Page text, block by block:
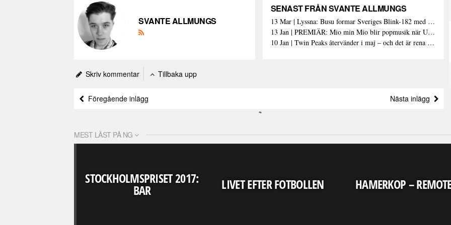
SVANTE ALLMUNGS
SENAST FRÅN SVANTE ALLMUNGS
13 Mar | Lyssna: Busu formar Sveriges Blink-182 med sin nya pop-punk-rap-låt
13 Jan | PREMIÄR: Mio min Mio blir popmusik när Ungdom släpper sin debutvideo
10 Jan | Twin Peaks återvänder i maj – och det är rena heroinet enligt Showtimes boss
Skriv kommentar Tillbaka upp
Föregående inlägg Nästa inlägg
MEST LÄST PÅ NG
STOCKHOLMSPRISET 2017:
BAR LIVET EFTER FOTBOLLEN HAMERKOP –